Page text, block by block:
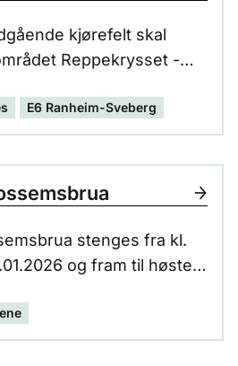
kjørefelt skal
Reppekrysset -
utføres. Arbeidene
og det vil foregå
E6 Ranheim-Sveberg
stenges fra kl.
og fram til høsten